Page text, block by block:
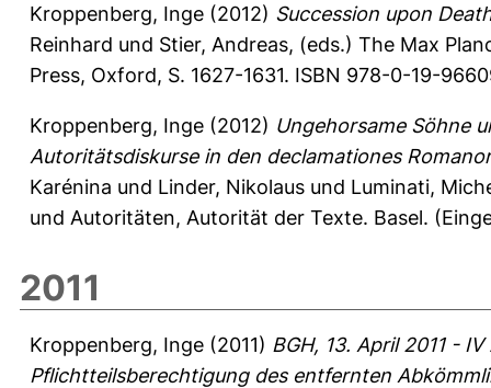
Kroppenberg, Inge (2012) Succession upon
Reinhard und Stier, Andreas, (eds.) The Max
Press, Oxford, S. 1627-1631. ISBN 978-0-19-
Kroppenberg, Inge (2012) Ungehorsame Söhne
Autoritätsdiskurse in den declamationes
Karénina und Linder, Nikolaus und Luminati,
und Autoritäten, Autorität der Texte. Basel.
2011
Kroppenberg, Inge (2011) BGH, 13. April 2011 -
Pflichtteilsberechtigung des entfernten